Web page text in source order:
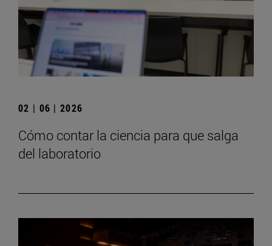
02 | 06 | 2026
Cómo contar la ciencia para que salga
del laboratorio